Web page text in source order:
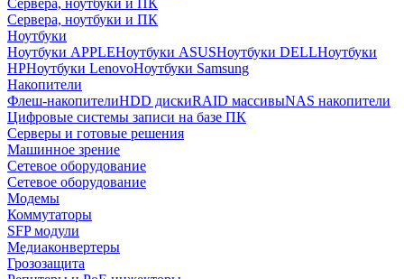
Сервера, ноутбуки и ПК
Сервера, ноутбуки и ПК
Ноутбуки
Ноутбуки APPLEНоутбуки ASUSНоутбуки DELLНоутбуки
HPНоутбуки LenovoНоутбуки Samsung
Накопители
Флеш-накопителиHDD дискиRAID массивыNAS накопители
Цифровые системы записи на базе ПК
Серверы и готовые решения
Машинное зрение
Сетевое оборудование
Сетевое оборудование
Модемы
Коммутаторы
SFP модули
Медиаконвертеры
Грозозащита